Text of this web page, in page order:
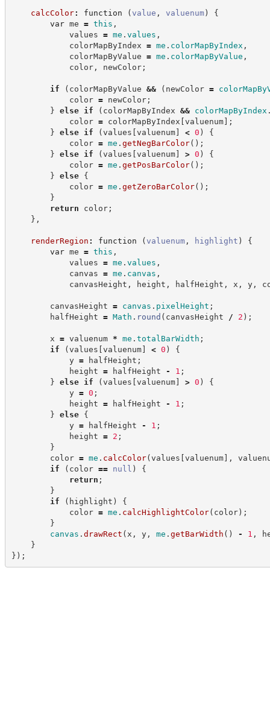
calcColor: function (value , valuenum)
{
var me = this ,
values = me . values ,
colorMapByIndex = me . colorMapByIndex ,
colorMapByValue = me . colorMapByValue ,
color, newColor;
if ( colorMapByValue && ( newColor =
color = newColor;
} else if ( colorMapByIndex && colorMapByIndex
color = colorMapByIndex [valuenum] ;
} else if (values [valuenum] < 0 )
{
color = me . getNegBarColor( ) ;
} else if (values [valuenum] > 0 )
{
color = me . getPosBarColor( ) ;
} else
{
color = me . getZeroBarColor( ) ;
}
return color;
} ,
renderRegion : function (valuenum, highlight )
{
var me = this ,
values = me . values ,
canvas = me . canvas ,
canvasHeight , height , halfHeight , x , y,
canvasHeight = canvas . pixelHeight ;
halfHeight = Math . round ( canvasHeight / 2 ) ;
x = valuenum * me . totalBarWidth ;
if
(values [valuenum] < 0 )
{
y = halfHeight ;
height = halfHeight - 1 ;
} else if (values [valuenum] > 0 )
{
y = 0 ;
height = halfHeight - 1 ;
} else
{
y = halfHeight - 1 ;
height = 2 ;
}
color = me . calcColor(values [valuenum] ,
if
( color == null )
{
return ;
}
if
( highlight )
{
color = me . calcHighlightColor( color) ;
}
canvas . drawRect ( x , y, me . getBarWidth ( ) - 1 ,
}
} ) ;